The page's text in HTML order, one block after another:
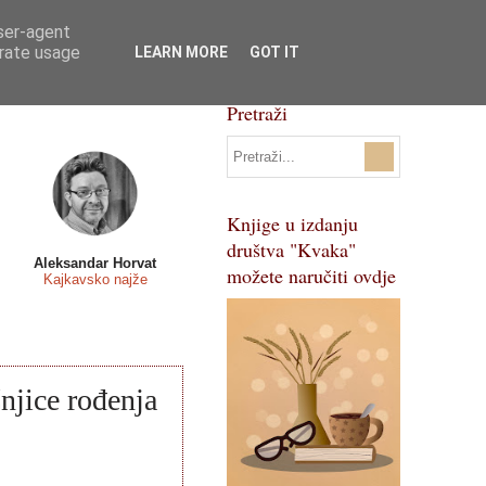
Svi natječaji
Pojmovnik
Aleksandar Horvat
Kajkavsko najže
rođenja
Pretraži
Knjige u izdanju
društva "Kvaka"
možete naručiti ovdje
agent
usage
LEARN MORE GOT IT